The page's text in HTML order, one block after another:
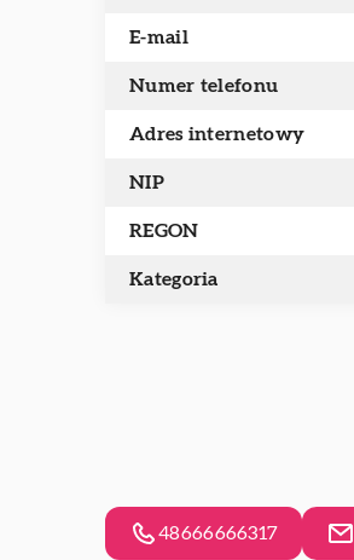
E-mail
Numer telefonu
Adres internetowy
NIP
REGON
Kategoria
48666666317